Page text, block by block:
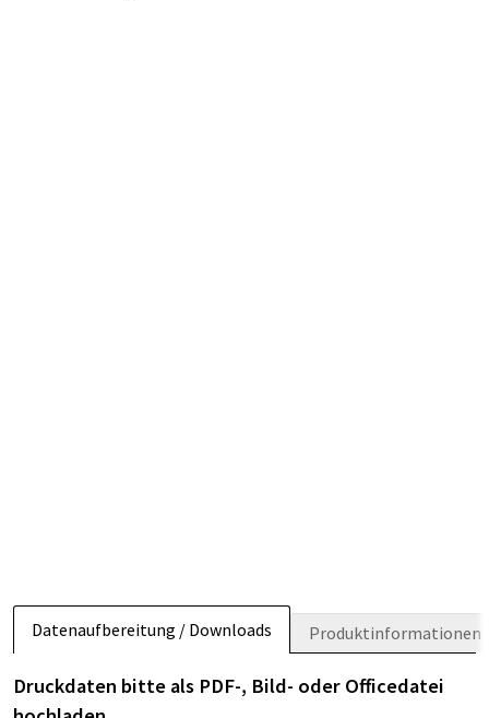
Datenaufbereitung / Downloads Produktinformationen
Druckdaten bitte als PDF-, Bild- oder Officedatei